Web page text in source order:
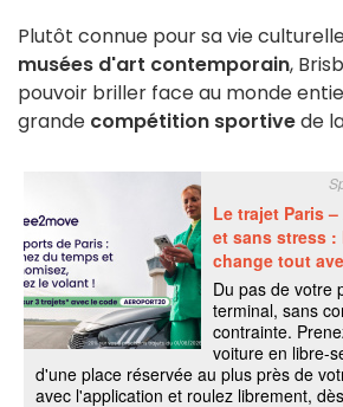
Plutôt connue pour sa vie
musées d'art contemporain,
pouvoir briller face au monde
grande compétition sportivede